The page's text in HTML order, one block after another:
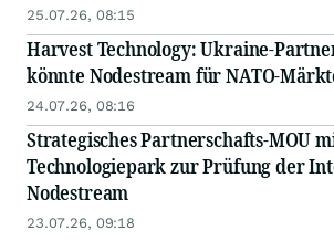
25.07.26, 08:15
Harvest Technology: Ukraine-
könnte Nodestream für NATO-
24.07.26, 08:16
Strategisches Partnerschafts-MOU
Technologiepark zur Prüfung der
Nodestream
23.07.26, 09:18